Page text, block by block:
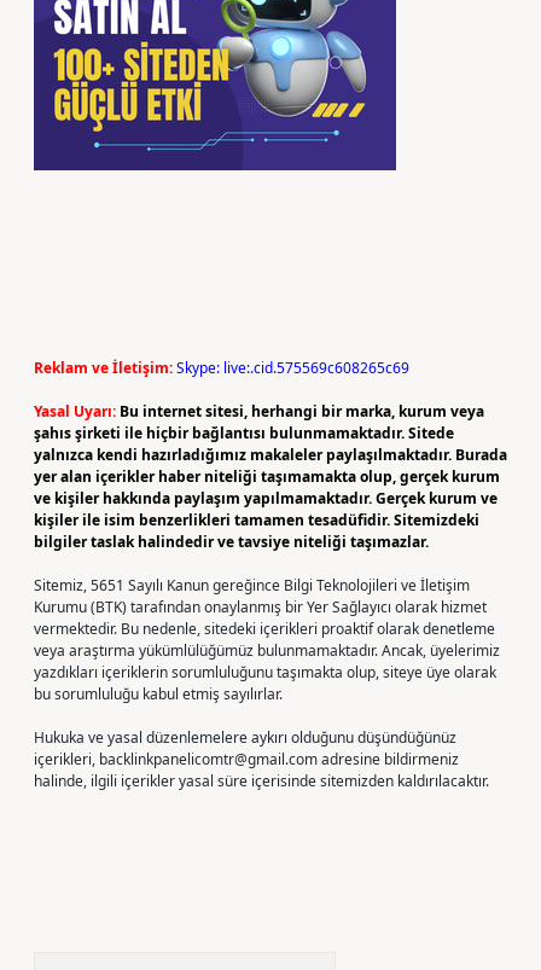
Reklam ve İletişim:Skype: live:.cid.575569c608265c69
Yasal Uyarı: Bu internet sitesi, herhangi bir marka, kurum veya
şahıs şirketi ile hiçbir bağlantısı bulunmamaktadır. Sitede
yalnızca kendi hazırladığımız makaleler paylaşılmaktadır. Burada
yer alan içerikler haber niteliği taşımamakta olup, gerçek kurum
ve kişiler hakkında paylaşım yapılmamaktadır. Gerçek kurum ve
kişiler ile isim benzerlikleri tamamen tesadüfidir. Sitemizdeki
bilgiler taslak halindedir ve tavsiye niteliği taşımazlar.
Sitemiz, 5651 Sayılı Kanun gereğince Bilgi Teknolojileri ve İletişim
Kurumu (BTK) tarafından onaylanmış bir Yer Sağlayıcı olarak hizmet
vermektedir. Bu nedenle, sitedeki içerikleri proaktif olarak denetleme
veya araştırma yükümlülüğümüz bulunmamaktadır. Ancak, üyelerimiz
yazdıkları içeriklerin sorumluluğunu taşımakta olup, siteye üye olarak
bu sorumluluğu kabul etmiş sayılırlar.
Hukuka ve yasal düzenlemelere aykırı olduğunu düşündüğünüz
içerikleri, backlinkpanelicomtr@gmail.comadresine bildirmeniz
halinde, ilgili içerikler yasal süre içerisinde sitemizden kaldırılacaktır.